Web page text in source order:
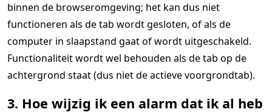
binnen de browseromgeving; het kan dus niet
functioneren als de tab wordt gesloten, of als de
computer in slaapstand gaat of wordt uitgeschakeld.
Functionaliteit wordt wel behouden als de tab op de
achtergrond staat (dus niet de actieve voorgrondtab).
3. Hoe wijzig ik een alarm dat ik al heb